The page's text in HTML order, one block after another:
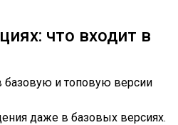
что входит в
даже в базовых версиях.